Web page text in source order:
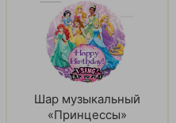
Шар музыкальный
«Принцессы»